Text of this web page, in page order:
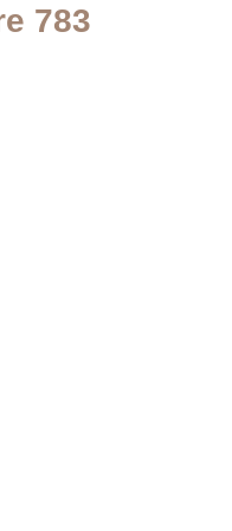
783